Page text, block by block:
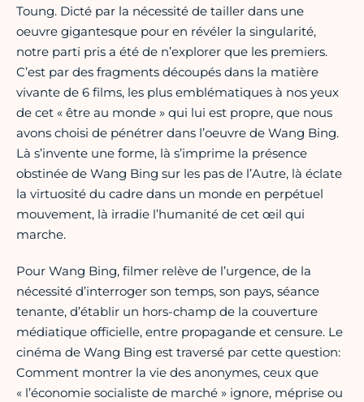
Toung. Dicté par la nécessité de tailler dans une
oeuvre gigantesque pour en révéler la singularité,
notre parti pris a été de n’explorer que les premiers.
C’est par des fragments découpés dans la matière
vivante de 6 films, les plus emblématiques à nos yeux
de cet « être au monde » qui lui est propre, que nous
avons choisi de pénétrer dans l’oeuvre de Wang Bing.
Là s’invente une forme, là s’imprime la présence
obstinée de Wang Bing sur les pas de l’Autre, là éclate
la virtuosité du cadre dans un monde en perpétuel
mouvement, là irradie l’humanité de cet œil qui
marche.
Pour Wang Bing, filmer relève de l’urgence, de la
nécessité d’interroger son temps, son pays, séance
tenante, d’établir un hors-champ de la couverture
médiatique officielle, entre propagande et censure. Le
cinéma de Wang Bing est traversé par cette question:
Comment montrer la vie des anonymes, ceux que
« l’économie socialiste de marché » ignore, méprise ou